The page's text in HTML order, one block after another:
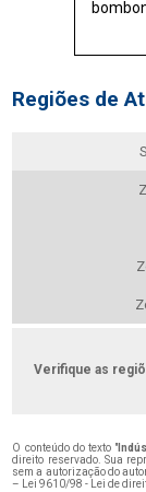
Regiões de
Verifique as
O conteúdo do texto "
direito reservado. Sua
sem a autorização do
– Lei 9610/98 - Lei de